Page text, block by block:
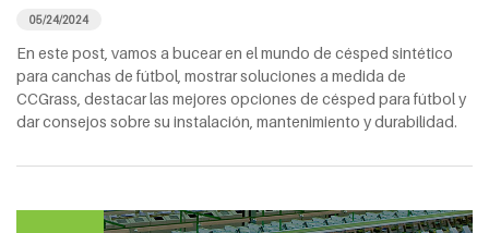
05/24/2024
En este post, vamos a bucear en el mundo de césped sintético
para canchas de fútbol, mostrar soluciones a medida de
CCGrass, destacar las mejores opciones de césped para fútbol y
dar consejos sobre su instalación, mantenimiento y durabilidad.